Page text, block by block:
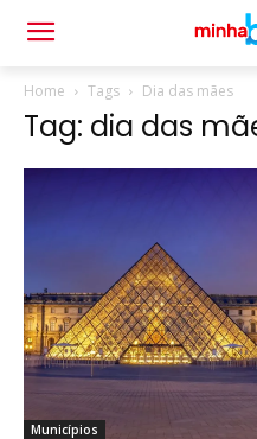
Home Tags Dia das mães
Tag: dia das
Municípios